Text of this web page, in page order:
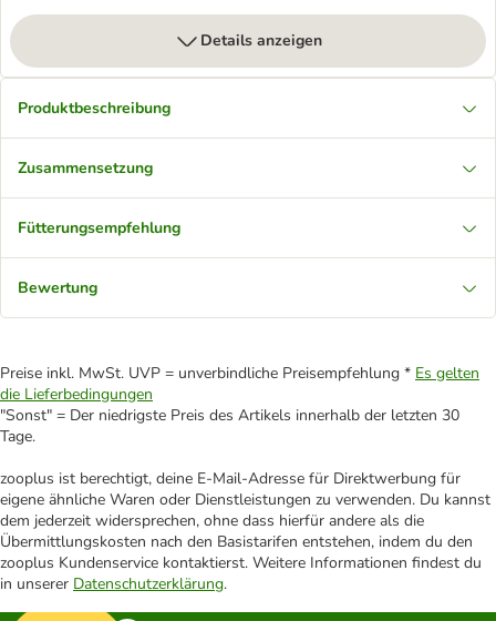
Details anzeigen
Produktbeschreibung
Zusammensetzung
Fütterungsempfehlung
Bewertung
Preise inkl. MwSt. UVP = unverbindliche Preisempfehlung * Es gelten
die Lieferbedingungen
"Sonst" = Der niedrigste Preis des Artikels innerhalb der letzten 30
Tage.
zooplus ist berechtigt, deine E-Mail-Adresse für Direktwerbung für
eigene ähnliche Waren oder Dienstleistungen zu verwenden. Du kannst
dem jederzeit widersprechen, ohne dass hierfür andere als die
Übermittlungskosten nach den Basistarifen entstehen, indem du den
zooplus Kundenservice kontaktierst. Weitere Informationen findest du
in unserer Datenschutzerklärung.